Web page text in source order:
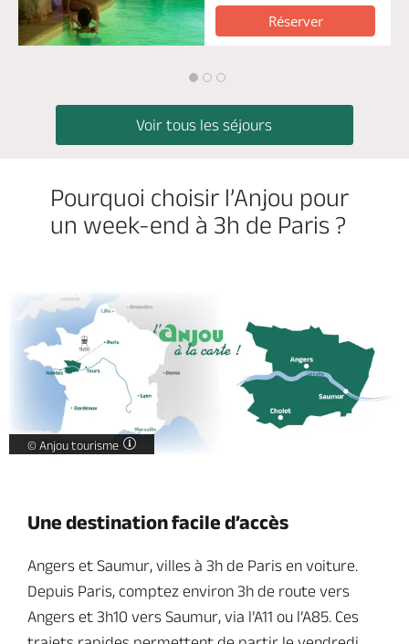
Réserver
Voir tous les séjours
Pourquoi choisir l’Anjou pour
un week-end à 3h de Paris ?
L'Anjou à la carte avec la carte de France et l'Anjou -
© Anjou tourisme
Une destination facile d’accès
Angers et Saumur, villes à 3h de Paris en voiture.
Depuis Paris, comptez environ 3h de route vers
Angers et 3h10 vers Saumur, via l’A11 ou l’A85. Ces